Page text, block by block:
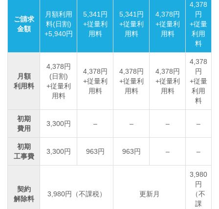
ご請求
金額
月額利用
料(日割)
+5,940円
5,341円
+従量利
用料
5,341円
+従量利
用料
4,378円
+従量利
用料
4,378
円
+従量
利用
料
月額
利用料
4,378円
(日割)
+従量利
用料
4,378円
+従量利
用料
4,378円
+従量利
用料
4,378円
+従量利
用料
4,378
円
+従量
利用
料
初期
費用
3,300円 – – – –
初期
工事費
3,300円 963円 963円 – –
契約
解除料
3,980円（不課税） 更新月
3,980
円
（不
課